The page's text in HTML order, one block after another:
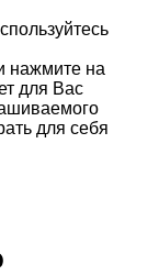
нажмите на
для Вас
для себя